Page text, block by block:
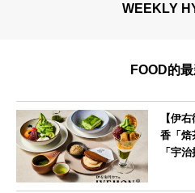
WEEKLY
FOOD的
【伊
香「焙
「宇